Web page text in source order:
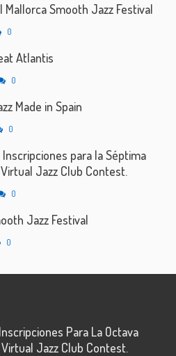
Mallorca Smooth Jazz Festival
0
Atlantis
0
Made in Spain
0
para la Séptima
Jazz Club Contest.
0
Jazz Festival
0
Para La Octava
Jazz Club Contest.